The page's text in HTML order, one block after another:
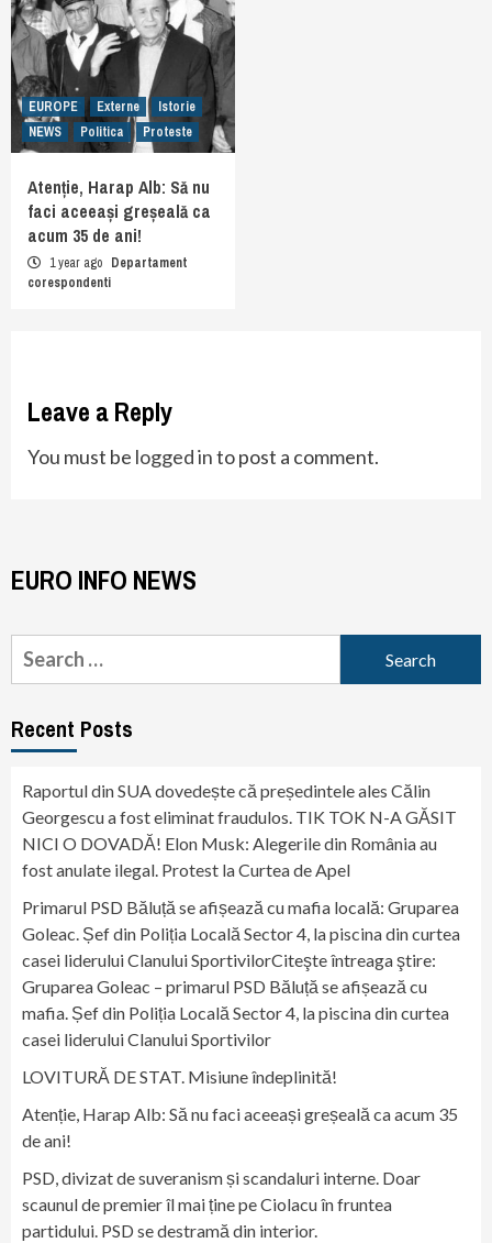
EUROPE Externe
Istorie
NEWS
Politica Proteste
Atenție, Harap Alb: Să nu
faci aceeași greșeală ca
acum 35 de ani!
1 year ago Departament
corespondenti
Leave a Reply
You must be logged into post a comment.
EURO INFO NEWS
Search
for:
Recent Posts
Raportul din SUA dovedește că președintele ales Călin
Georgescu a fost eliminat fraudulos. TIK TOK N-A GĂSIT
NICI O DOVADĂ! Elon Musk: Alegerile din România au
fost anulate ilegal. Protest la Curtea de Apel
Primarul PSD Băluță se afișează cu mafia locală: Gruparea
Goleac. Șef din Poliția Locală Sector 4, la piscina din curtea
casei liderului Clanului SportivilorCiteşte întreaga ştire:
Gruparea Goleac – primarul PSD Băluță se afișează cu
mafia. Șef din Poliția Locală Sector 4, la piscina din curtea
casei liderului Clanului Sportivilor
LOVITURĂ DE STAT. Misiune îndeplinită!
Atenție, Harap Alb: Să nu faci aceeași greșeală ca acum 35
de ani!
PSD, divizat de suveranism și scandaluri interne. Doar
scaunul de premier îl mai ține pe Ciolacu în fruntea
partidului. PSD se destramă din interior.